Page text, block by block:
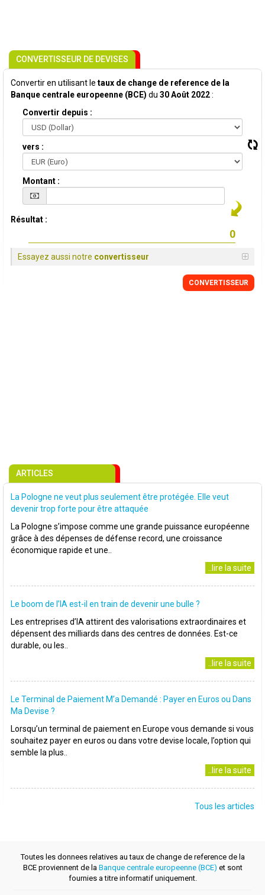
CONVERTISSEUR DE DEVISES
Convertir en utilisant le taux de change de reference de la
Banque centrale europeenne (BCE) du 30 Août 2022:
Convertir depuis :
vers :
Montant :
Résultat :
Essayez aussi notre convertisseur
CONVERTISSEUR
ARTICLES
La Pologne ne veut plus seulement être protégée. Elle veut
devenir trop forte pour être attaquée
La Pologne s’impose comme une grande puissance européenne
grâce à des dépenses de défense record, une croissance
économique rapide et une..
..lire la suite
Le boom de l’IA est-il en train de devenir une bulle ?
Les entreprises d’IA attirent des valorisations extraordinaires et
dépensent des milliards dans des centres de données. Est-ce
durable, ou les..
..lire la suite
Le Terminal de Paiement M’a Demandé : Payer en Euros ou Dans
Ma Devise ?
Lorsqu’un terminal de paiement en Europe vous demande si vous
souhaitez payer en euros ou dans votre devise locale, l’option qui
semble la plus..
..lire la suite
Tous les articles
Toutes les donnees relatives au taux de change de reference de la
BCE proviennent de la Banque centrale europeenne (BCE) et sont
fournies a titre informatif uniquement.